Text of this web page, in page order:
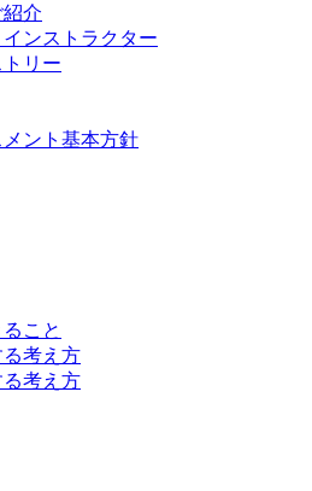
紹介
インストラクター
トリー
メント基本方針
こと
る考え方
る考え方